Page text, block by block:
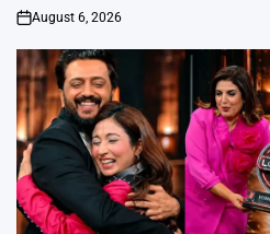
on
August 6, 2026